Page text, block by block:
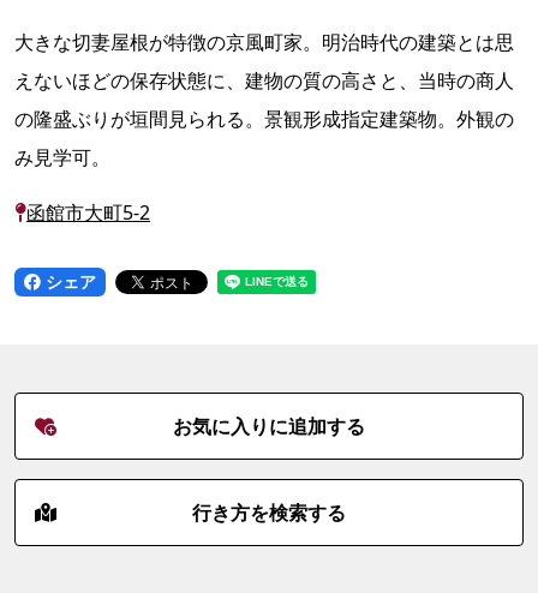
大きな切妻屋根が特徴の京風町家。明治時代の建築とは思
えないほどの保存状態に、建物の質の高さと、当時の商人
の隆盛ぶりが垣間見られる。景観形成指定建築物。外観の
み見学可。
函館市大町5-2
シェア
お気に入りに追加する
行き方を検索する